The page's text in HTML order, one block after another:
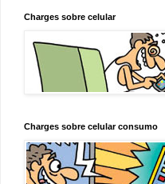
Charges sobre celular
Charges sobre celular consumo